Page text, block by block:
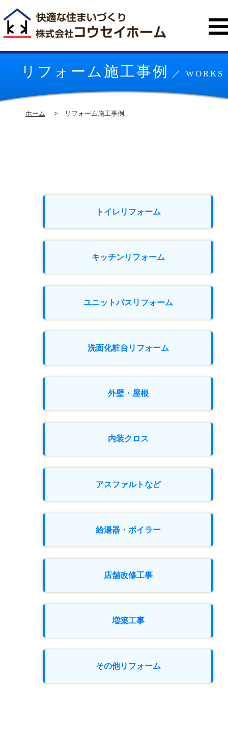
リフォーム施工事例 ／ WORKS
ホーム リフォーム施工事例
トイレリフォーム
キッチンリフォーム
ユニットバスリフォーム
洗面化粧台リフォーム
外壁・屋根
内装クロス
アスファルトなど
給湯器・ボイラー
店舗改修工事
増築工事
その他リフォーム